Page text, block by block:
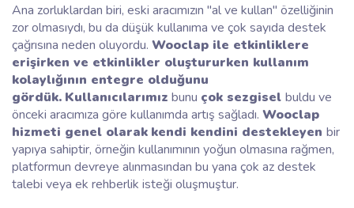
Ana zorluklardan biri, eski aracımızın "al ve kullan" özelliğinin
zor olmasıydı, bu da düşük kullanıma ve çok sayıda destek
çağrısına neden oluyordu. Wooclap ile etkinliklere
erişirken ve etkinlikler oluştururken kullanım
kolaylığının entegre olduğunu
gördük. Kullanıcılarımız bunu çok sezgisel buldu ve
önceki aracımıza göre kullanımda artış sağladı. Wooclap
hizmeti genel olarak kendi kendini destekleyen bir
yapıya sahiptir, örneğin kullanımının yoğun olmasına rağmen,
platformun devreye alınmasından bu yana çok az destek
talebi veya ek rehberlik isteği oluşmuştur.